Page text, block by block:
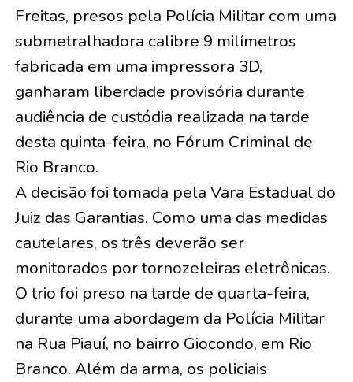
Freitas, presos pela Polícia Militar com uma
submetralhadora calibre 9 milímetros
fabricada em uma impressora 3D,
ganharam liberdade provisória durante
audiência de custódia realizada na tarde
desta quinta-feira, no Fórum Criminal de
Rio Branco.
A decisão foi tomada pela Vara Estadual do
Juiz das Garantias. Como uma das medidas
cautelares, os três deverão ser
monitorados por tornozeleiras eletrônicas.
O trio foi preso na tarde de quarta-feira,
durante uma abordagem da Polícia Militar
na Rua Piauí, no bairro Giocondo, em Rio
Branco. Além da arma, os policiais